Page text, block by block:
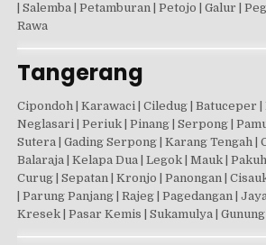
| Salemba | Petamburan | Petojo | Galur |
Rawa
Tangerang
Cipondoh | Karawaci | Ciledug | Batuceper |
Neglasari | Periuk | Pinang | Serpong |
Sutera | Gading Serpong | Karang Tengah |
Balaraja | Kelapa Dua | Legok | Mauk |
Curug | Sepatan | Kronjo | Panongan |
| Parung Panjang | Rajeg | Pagedangan |
Kresek | Pasar Kemis | Sukamulya |